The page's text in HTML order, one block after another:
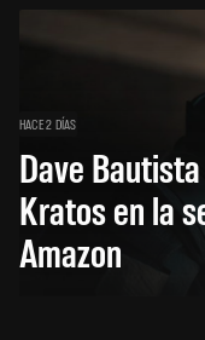
HACE 2 DÍAS
Dave
Kratos en la
Amazon